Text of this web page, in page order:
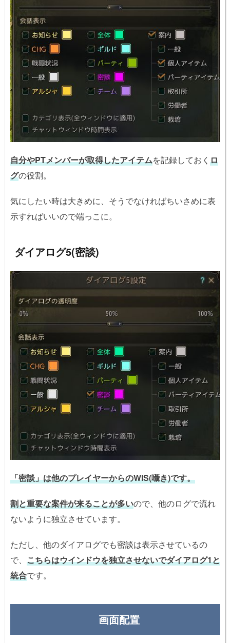
自分やPTメンバーが取得したアイテムを記録しておく ロ
グの役割。
気にしたい時は大きめに、そうでなければちいさめに表
示すればいいので端っこに。
ダイアログ5(密談)
「密談」は他のプレイヤーからのWIS(囁き)です。
割と重要な案件が来ることが多いので、他のログで流れ
ないように独立させています。
ただし、他のダイアログでも密談は表示させているの
で、 こちらはウインドウを独立させないでダイアログ1と
統合です。
画面配置